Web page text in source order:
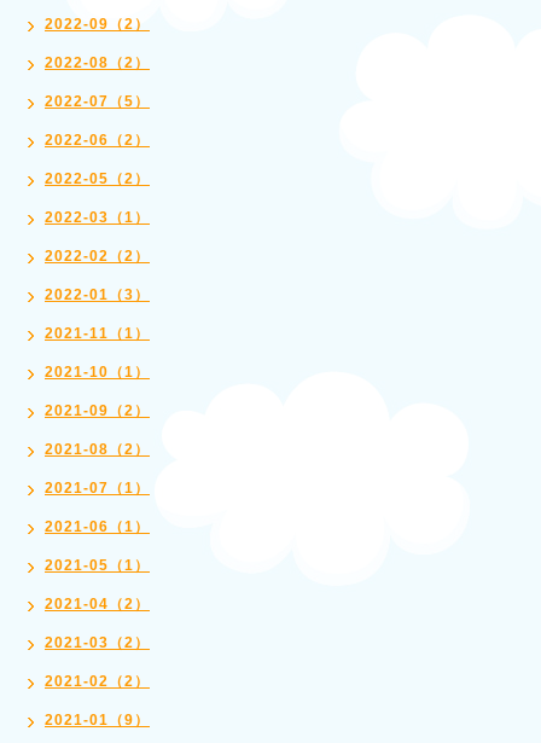
2022-09（2）
2022-08（2）
2022-07（5）
2022-06（2）
2022-05（2）
2022-03（1）
2022-02（2）
2022-01（3）
2021-11（1）
2021-10（1）
2021-09（2）
2021-08（2）
2021-07（1）
2021-06（1）
2021-05（1）
2021-04（2）
2021-03（2）
2021-02（2）
2021-01（9）